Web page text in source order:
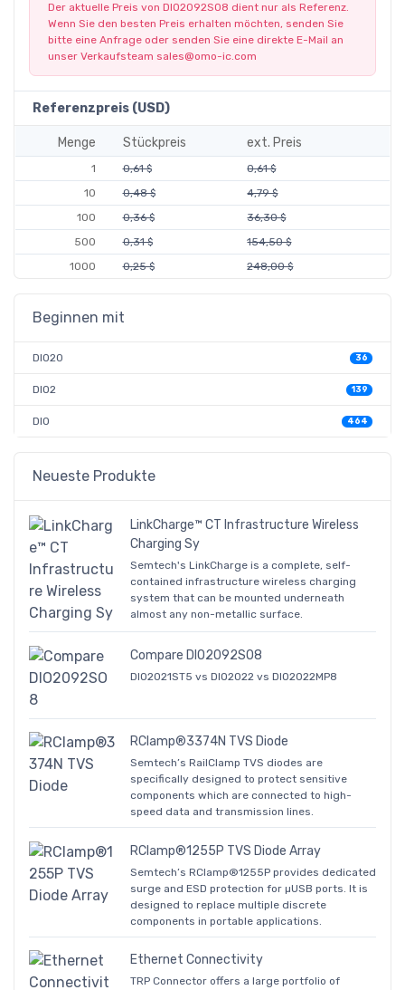
Der aktuelle Preis von DIO2092SO8 dient nur als Referenz.
Wenn Sie den besten Preis erhalten möchten, senden Sie
bitte eine Anfrage oder senden Sie eine direkte E-Mail an
unser Verkaufsteam sales@omo-ic.com
Referenzpreis (USD)
Menge Stückpreis ext. Preis
1 0,61 $
0,61 $
10
0,48 $
4,79 $
100
0,36 $
36,30 $
500
0,31 $
154,50 $
1000
0,25 $ 248,00 $
Beginnen mit
DIO20 36
DIO2 139
DIO 464
Neueste Produkte
LinkCharge™ CT Infrastructure Wireless
Charging Sy
Semtech's LinkCharge is a complete, self-
contained infrastructure wireless charging
system that can be mounted underneath
almost any non-metallic surface.
Compare DIO2092SO8
DIO2021ST5 vs DIO2022 vs DIO2022MP8
RClamp®3374N TVS Diode
Semtech’s RailClamp TVS diodes are
specifically designed to protect sensitive
components which are connected to high-
speed data and transmission lines.
RClamp®1255P TVS Diode Array
Semtech’s RClamp®1255P provides dedicated
surge and ESD protection for µUSB ports. It is
designed to replace multiple discrete
components in portable applications.
Ethernet Connectivity
TRP Connector offers a large portfolio of